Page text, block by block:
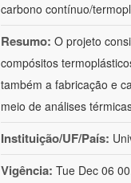
carbono contínuo/
Resumo: O projeto
compósitos
também a fabricação e
meio de análises
Instituição/UF/País:
Vigência: Tue Dec 06